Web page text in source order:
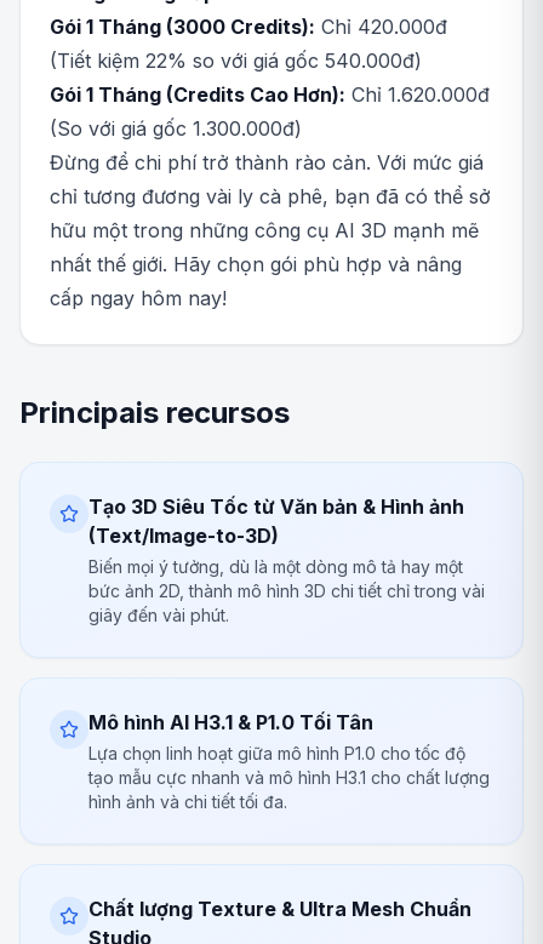
Gói 1 Tháng (3000 Credits): Chỉ 420.000đ
(Tiết kiệm 22% so với giá gốc 540.000đ)
Gói 1 Tháng (Credits Cao Hơn): Chỉ 1.620.000đ
(So với giá gốc 1.300.000đ)
Đừng để chi phí trở thành rào cản. Với mức giá
chỉ tương đương vài ly cà phê, bạn đã có thể sở
hữu một trong những công cụ AI 3D mạnh mẽ
nhất thế giới. Hãy chọn gói phù hợp và nâng
cấp ngay hôm nay!
Principais recursos
Tạo 3D Siêu Tốc từ Văn bản & Hình ảnh
(Text/Image-to-3D)
Biến mọi ý tưởng, dù là một dòng mô tả hay một
bức ảnh 2D, thành mô hình 3D chi tiết chỉ trong vài
giây đến vài phút.
Mô hình AI H3.1 & P1.0 Tối Tân
Lựa chọn linh hoạt giữa mô hình P1.0 cho tốc độ
tạo mẫu cực nhanh và mô hình H3.1 cho chất lượng
hình ảnh và chi tiết tối đa.
Chất lượng Texture & Ultra Mesh Chuẩn
Studio